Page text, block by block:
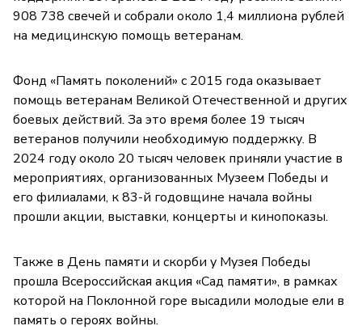
908 738 свечей и собрали около 1,4 миллиона рублей
на медицинскую помощь ветеранам.
Фонд «Память поколений» с 2015 года оказывает
помощь ветеранам Великой Отечественной и других
боевых действий. За это время более 19 тысяч
ветеранов получили необходимую поддержку. В
2024 году около 20 тысяч человек приняли участие в
мероприятиях, организованных Музеем Победы и
его филиалами, к 83-й годовщине начала войны
прошли акции, выставки, концерты и кинопоказы.
Также в День памяти и скорби у Музея Победы
прошла Всероссийская акция «Сад памяти», в рамках
которой на Поклонной горе высадили молодые ели в
память о героях войны.